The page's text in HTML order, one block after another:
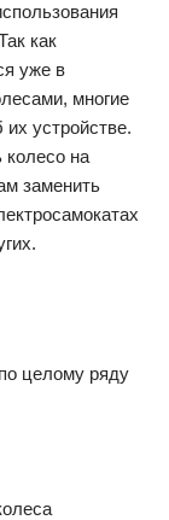
как
уже в
многие
их устройстве.
колесо на
заменить
целому ряду